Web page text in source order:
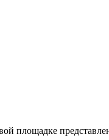
площадке